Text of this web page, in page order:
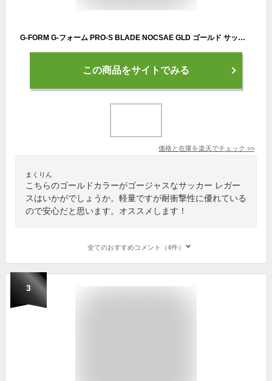
G-FORM G-フォーム PRO-S BLADE NOCSAE GLD ゴールド サッカー フットサル シンガード レガース すね当て SP094101 ※返品・交換・キャンセル不可商品
この商品をサイトでみる
価格と在庫を楽天でチェック >>
まくりん
こちらのゴールドカラーがゴージャスなサッカー レガー
スはいかがでしょうか。軽量ですが耐衝撃性に優れている
ので安心だと思います。オススメします！
全てのおすすめコメント（4件）
3